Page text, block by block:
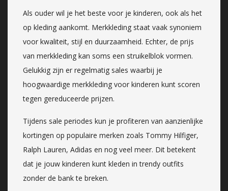
Als ouder wil je het beste voor je kinderen, ook als het
op kleding aankomt. Merkkleding staat vaak synoniem
voor kwaliteit, stijl en duurzaamheid. Echter, de prijs
van merkkleding kan soms een struikelblok vormen.
Gelukkig zijn er regelmatig sales waarbij je
hoogwaardige merkkleding voor kinderen kunt scoren
tegen gereduceerde prijzen.
Tijdens sale periodes kun je profiteren van aanzienlijke
kortingen op populaire merken zoals Tommy Hilfiger,
Ralph Lauren, Adidas en nog veel meer. Dit betekent
dat je jouw kinderen kunt kleden in trendy outfits
zonder de bank te breken.